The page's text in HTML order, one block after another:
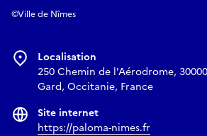
©Ville de Nîmes
Localisation
250 Chemin de l'Aérodrome,
Gard, Occitanie, France
Site internet
https://paloma-nimes.fr